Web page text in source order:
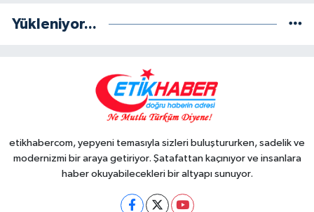
Yükleniyor...
etikhabercom, yepyeni temasıyla sizleri buluştururken, sadelik ve
modernizmi bir araya getiriyor. Şatafattan kaçınıyor ve insanlara
haber okuyabilecekleri bir altyapı sunuyor.